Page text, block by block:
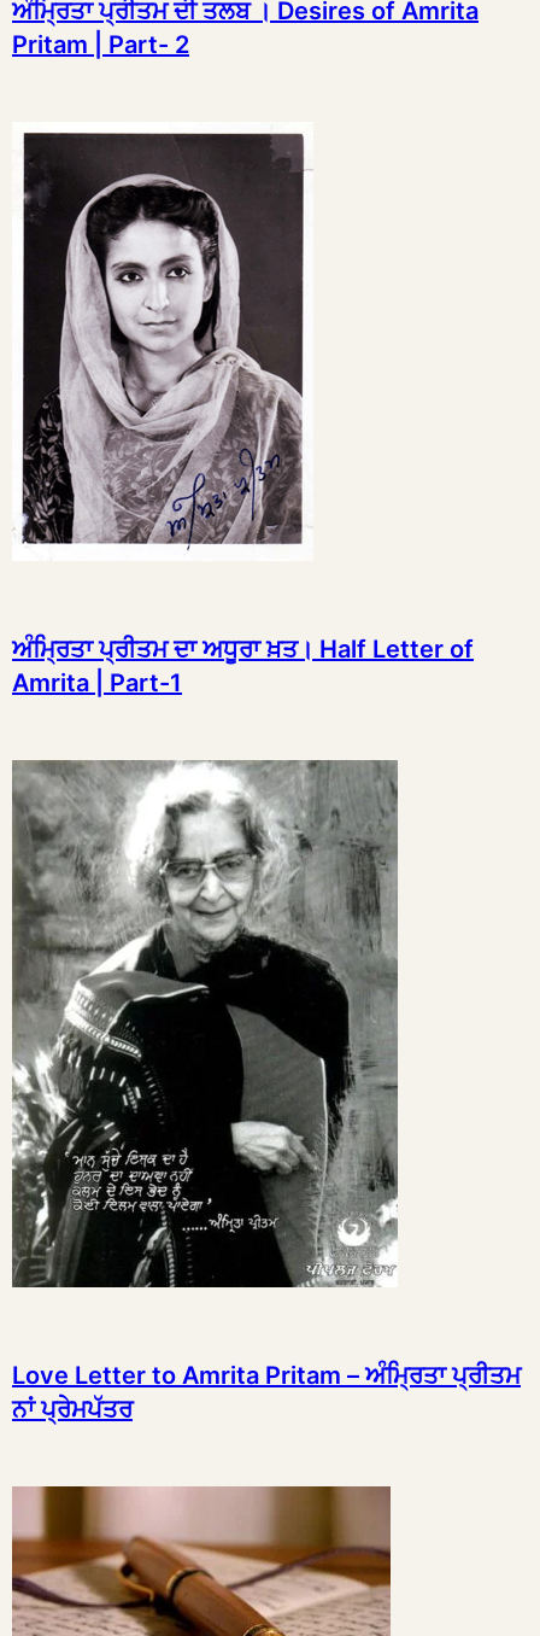
ਅੰਮ੍ਰਿਤਾ ਪ੍ਰੀਤਮ ਦੀ ਤਲਬ । Desires of Amrita
Pritam | Part- 2
ਅੰਮ੍ਰਿਤਾ ਪ੍ਰੀਤਮ ਦਾ ਅਧੂਰਾ ਖ਼ਤ। Half Letter of
Amrita | Part-1
Love Letter to Amrita Pritam – ਅੰਮ੍ਰਿਤਾ ਪ੍ਰੀਤਮ
ਨਾਂ ਪ੍ਰੇਮਪੱਤਰ